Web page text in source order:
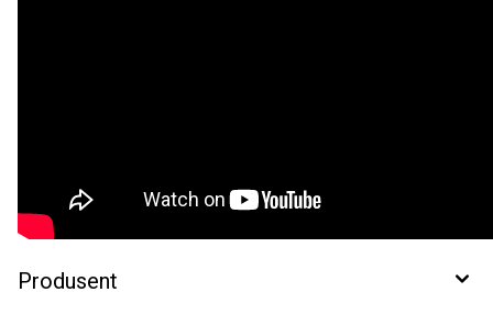
Produsent